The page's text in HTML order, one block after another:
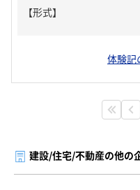
【形式】
体験記
建設/住宅/不動産の他の